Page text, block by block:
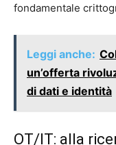
fondamentale
Leggi anche:
un’offerta
di dati e identità
OT/IT: alla